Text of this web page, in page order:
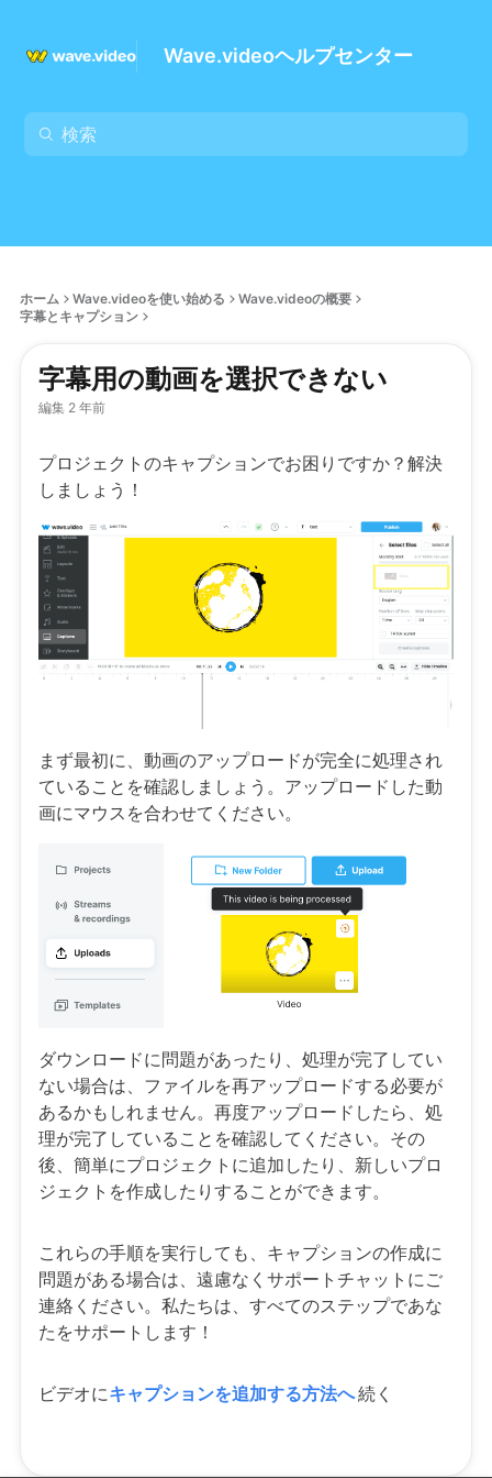
Wave.videoヘルプセンター
ホーム Wave.videoを使い始める
Wave.videoの概要
字幕とキャプション
字幕用の動画を選択できない
編集 2 年前
プロジェクトのキャプションでお困りですか？解決
しましょう！
まず最初に、動画のアップロードが完全に処理され
ていることを確認しましょう。アップロードした動
画にマウスを合わせてください。
ダウンロードに問題があったり、処理が完了してい
ない場合は、ファイルを再アップロードする必要が
あるかもしれません。再度アップロードしたら、処
理が完了していることを確認してください。その
後、簡単にプロジェクトに追加したり、新しいプロ
ジェクトを作成したりすることができます。
これらの手順を実行しても、キャプションの作成に
問題がある場合は、遠慮なくサポートチャットにご
連絡ください。私たちは、すべてのステップであな
たをサポートします！
ビデオにキャプションを追加する方法へ続く